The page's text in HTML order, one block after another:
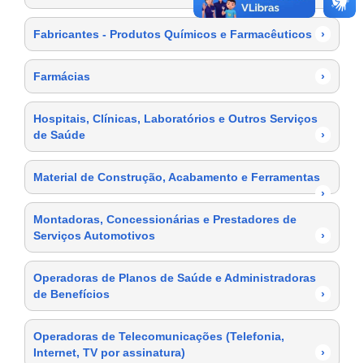
Fabricantes - Produtos Químicos e Farmacêuticos ›
Farmácias ›
Hospitais, Clínicas, Laboratórios e Outros Serviços
de Saúde
›
Material de Construção, Acabamento e Ferramentas
›
Montadoras, Concessionárias e Prestadores de
Serviços Automotivos
›
Operadoras de Planos de Saúde e Administradoras
de Benefícios
›
Operadoras de Telecomunicações (Telefonia,
Internet, TV por assinatura)
›